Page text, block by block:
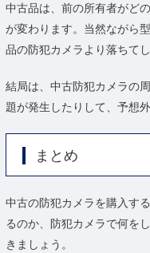
中古品は、前の所有者がど
が変わります。当然ながら
品の防犯カメラより落ちてし
結局は、中古防犯カメラの
題が発生したりして、予想
まとめ
中古の防犯カメラを購入す
るのか、防犯カメラで何を
きましょう。